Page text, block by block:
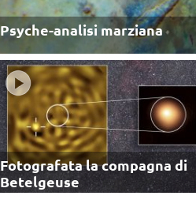
Psyche-analisi marziana
Fotografata la compagna di
Betelgeuse